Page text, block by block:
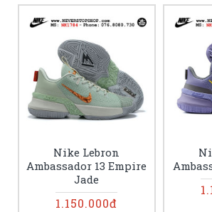
Nike Lebron
Ambassador 13 Empire
Jade
1.150.000đ